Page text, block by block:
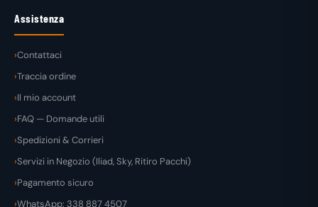
Assistenza
Contattaci
Traccia ordine
Il mio account
FAQ — Domande utili
Spedizioni & Corrieri
Servizi in Negozio (Iliad, Sky, Ritiro Pacchi)
Pagamento sicuro
WhatsApp: 338 887 4507